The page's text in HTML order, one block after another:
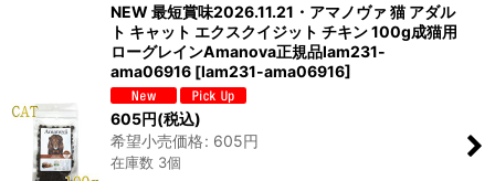
NEW 最短賞味2026.11.21・アマノヴァ 猫 アダル
ト キャット エクスクイジット チキン 100g成猫用
ローグレインAmanova正規品lam231-
ama06916 [lam231-ama06916]
605円(税込)
希望小売価格: 605円
在庫数 3個